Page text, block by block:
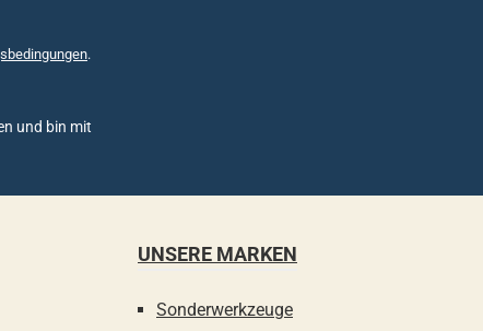
.
und bin mit
UNSERE MARKEN
Sonderwerkzeuge